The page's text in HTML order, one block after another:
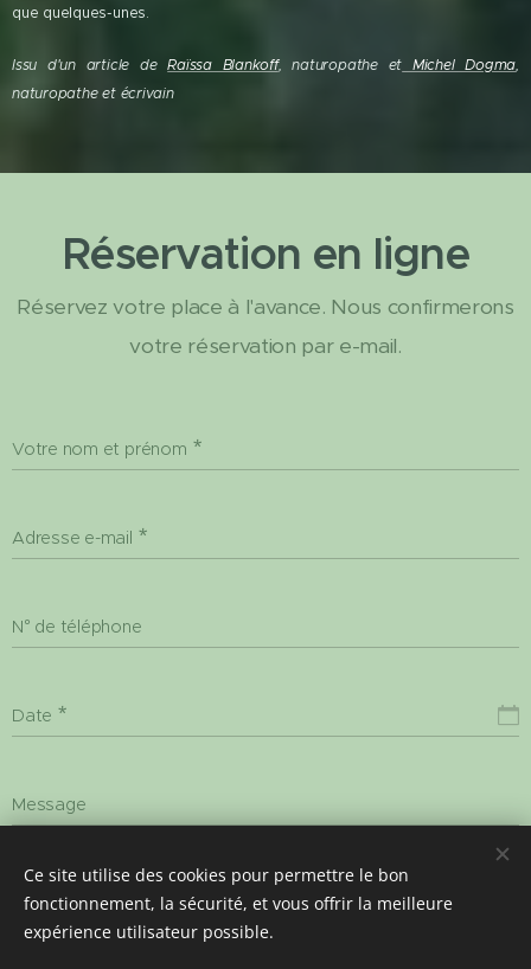
que quelques-unes.
Issu d'un article deRaïssa Blankoff, naturopathe et Michel Dogma,
naturopathe et écrivain
Réservation en ligne
Réservez votre place à l'avance. Nous confirmerons
votre réservation par e-mail.
Votre nom et prénom
Adresse e-mail
N° de téléphone
Date
Message
Réserver
Ce site utilise des cookies pour permettre le bon
fonctionnement, la sécurité, et vous offrir la meilleure
expérience utilisateur possible.